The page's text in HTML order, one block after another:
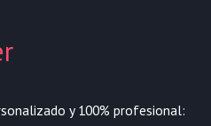
y 100% profesional: